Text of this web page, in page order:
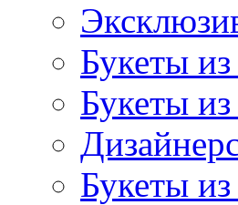
Букеты
Букеты
Букеты